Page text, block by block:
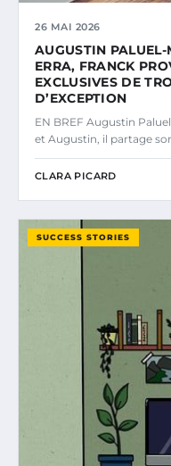
26 MAI 2026
AUGUSTIN
ERRA, FRANCK
EXCLUSIVES DE
D’EXCEPTION
EN BREF Augustin
et Augustin, il partage
CLARA PICARD
SUCCESS STORIES